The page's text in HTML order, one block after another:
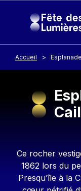
Accueil
Ce rocher
1862 lors du
Presqu’île à la